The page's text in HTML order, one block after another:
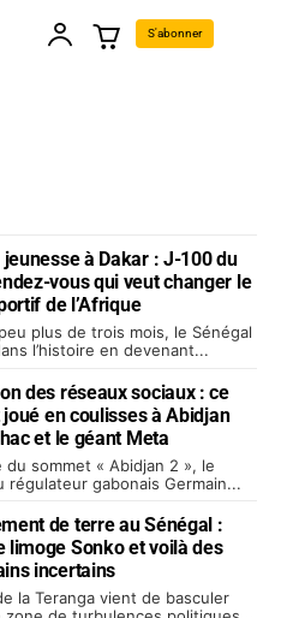
S'abonner
jeunesse à Dakar : J-100 du
vous qui veut changer le
de l’Afrique
plus de trois mois, le Sénégal
l’histoire en devenant...
des réseaux sociaux : ce
joué en coulisses à Abidjan
et le géant Meta
du sommet « Abidjan 2 », le
régulateur gabonais Germain...
de terre au Sénégal :
limoge Sonko et voilà des
incertains
la Teranga vient de basculer